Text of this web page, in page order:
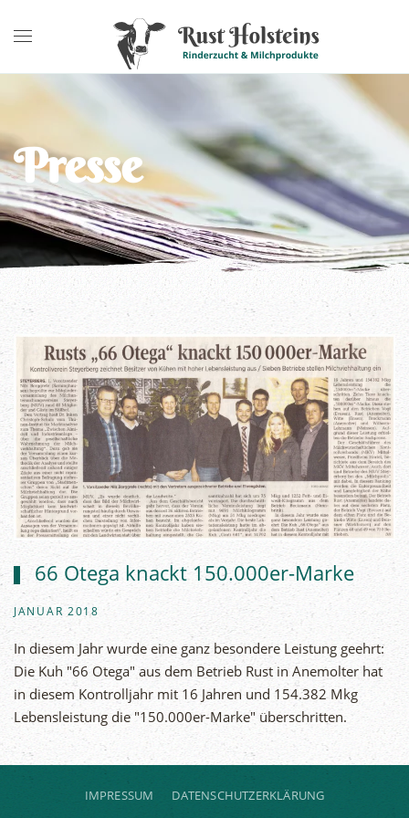
Presse
66 Otega knackt 150.000er-Marke
JANUAR 2018
In diesem Jahr wurde eine ganz besondere Leistung geehrt:
Die Kuh "66 Otega" aus dem Betrieb Rust in Anemolter hat
in diesem Kontrolljahr mit 16 Jahren und 154.382 Mkg
Lebensleistung die "150.000er-Marke" überschritten.
IMPRESSUM DATENSCHUTZERKLÄRUNG